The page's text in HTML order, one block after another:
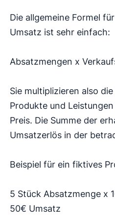
Die allgemeine Formel
Umsatz ist sehr einfach:
Absatzmengen x
Sie multiplizieren also
Produkte und
Preis. Die Summe der
Umsatzerlös in der
Beispiel für ein fiktives
5 Stück Absatzmenge x
50€ Umsatz